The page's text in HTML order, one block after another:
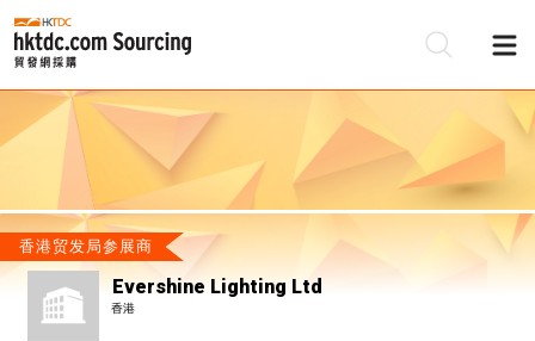
香港贸发局参展商
Evershine Lighting Ltd
香港